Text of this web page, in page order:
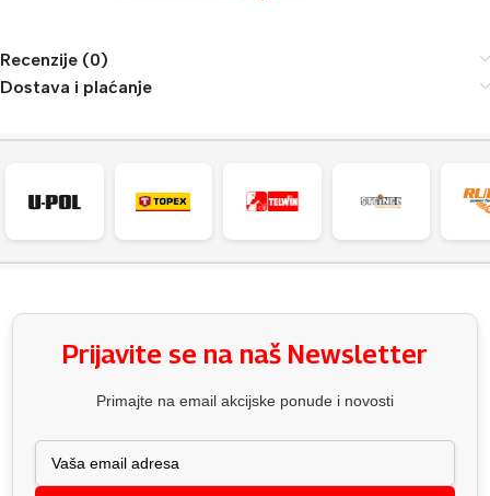
Recenzije (0)
Dostava i plaćanje
Prijavite se na naš Newsletter
Primajte na email akcijske ponude i novosti